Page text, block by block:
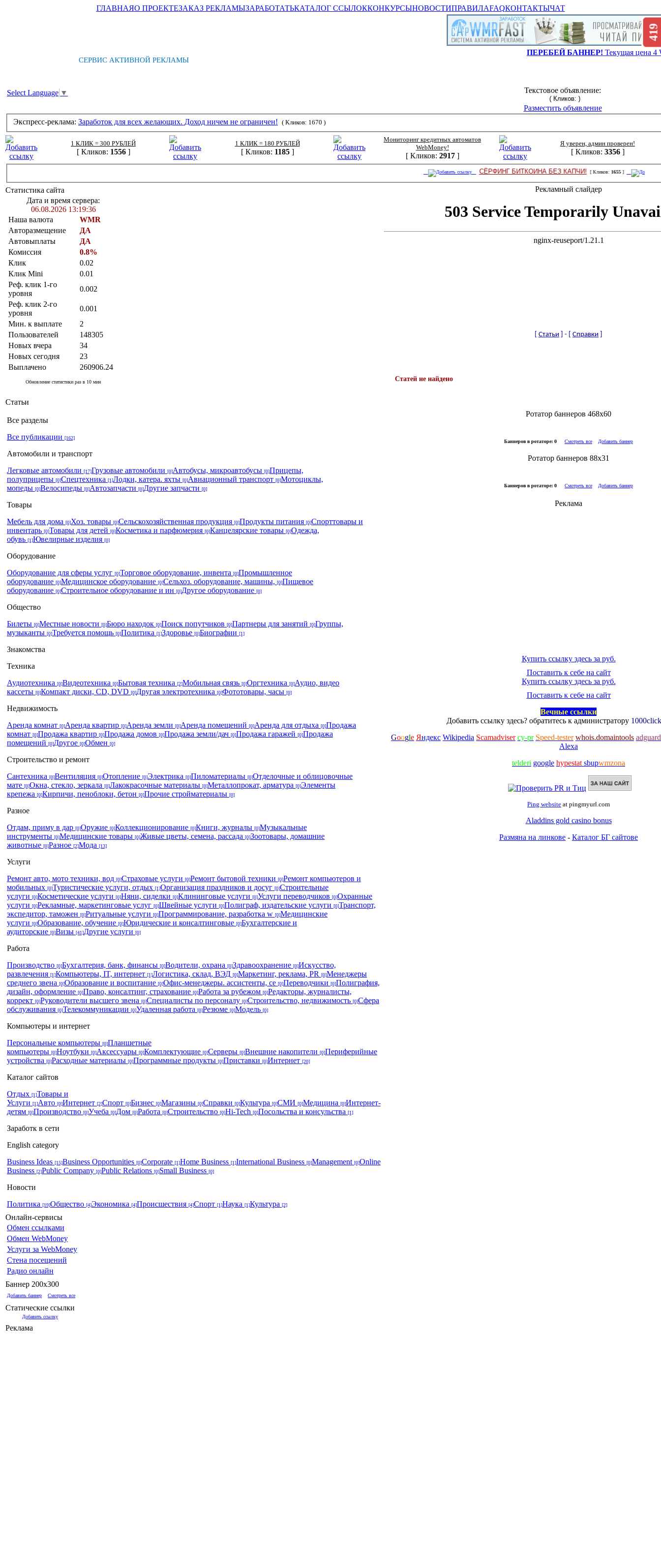
ГЛАВНАЯО ПРОЕКТЕЗАКАЗ РЕКЛАМЫЗАРАБОТАТЬКАТАЛОГ ССЫЛОККОНКУРСЫНОВОСТИПРАВИЛАFAQКОНТАКТЫЧАТ
СЕРВИС АКТИВНОЙ РЕКЛАМЫ
Select Language ▼
ПЕРЕБЕЙ БАННЕР! Текущая цена 4
Текстовое объявление:
( Кликов: )
Разместить объявление
Экспресс-реклама: Заработок для всех желающих. Доход ничем не ограничен! ( Кликов: 1670 )
1 КЛИК = 300 РУБЛЕЙ
[ Кликов: 1556]
1 КЛИК = 180 РУБЛЕЙ
[ Кликов: 1185]
Мониторинг кредитных автоматов
WebMoney!
[ Кликов: 2917]
Я уверен, админ проверен!
[ Кликов: 3356]
СЁРФИНГ БИТКОИНА БЕЗ КАПЧИ![ Кликов: 1655]
Статистика сайта
Дата и время сервера:
06.08.2026 13:19:36
Наша валюта
WMR
Авторазмещение
ДА
Автовыплаты
ДА
Комиссия
0.8%
Клик
0.02
Клик Mini
0.01
Реф. клик 1-го
уровня
0.002
Реф. клик 2-го
уровня
0.001
Мин. к выплате
2
Пользователей
148305
Новых вчера
34
Новых сегодня
23
Выплачено
260906.24
Обновление статистики раз в 10 мин
Статьи
Все разделы
Все публикации [162]
Автомобили и транспорт
Легковые автомобили [17]Грузовые автомобили [0]Автобусы, микроавтобусы [0]Прицепы,
полуприцепы [0]Спецтехника [1]Лодки, катера. яхты [0]Авиационный транспорт [0]Мотоциклы,
мопеды [0]Велосипеды [0]Автозапчасти [0]Другие запчасти [0]
Товары
Мебель для дома [0]Хоз. товары [0]Сельскохозяйственная продукция [0]Продукты питания [0]Спорттовары и
инвентарь [0]Товары для детей [0]Косметика и парфюмерия [0]Канцелярские товары [0]Одежда,
обувь [1]Ювелирные изделия [0]
Оборудование
Оборудование для сферы услуг [0]Торговое оборудование, инвента [0]Промышленное
оборудование [0]Медицинское оборудование [0]Сельхоз. оборудование, машины, [0]Пищевое
оборудование [0]Строительное оборудование и ин [0]Другое оборудование [0]
Общество
Билеты [0]Местные новости [0]Бюро находок [0]Поиск попутчиков [0]Партнеры для занятий [0]Группы,
музыканты [0]Требуется помощь [0]Политика [1]Здоровье [0]Биографии [1]
Знакомства
Техника
Аудиотехника [0]Видеотехника [0]Бытовая техника [2]Мобильная связь [0]Оргтехника [0]Аудио, видео
кассеты [0]Компакт диски, CD, DVD [0]Другая электротехника [0]Фототовары, часы [0]
Недвижимость
Аренда комнат [0]Аренда квартир [0]Аренда земли [0]Аренда помещений [0]Аренда для отдыха [0]Продажа
комнат [0]Продажа квартир [0]Продажа домов [0]Продажа земли/дач [0]Продажа гаражей [0]Продажа
помещений [0]Другое [0]Обмен [0]
Строительство и ремонт
Сантехника [0]Вентиляция [0]Отопление [0]Электрика [0]Пиломатериалы [0]Отделочные и облицовочные
мате [0]Окна, стекло, зеркала [0]Лакокрасочные материалы [0]Металлопрокат, арматура [0]Элементы
крепежа [0]Кирпичи, пеноблоки, бетон [0]Прочие стройматериалы [0]
Разное
Отдам, приму в дар [0]Оружие [0]Коллекционирование [0]Книги, журналы [0]Музыкальные
инструменты [0]Медицинские товары [0]Живые цветы, семена, рассада [0]Зоотовары, домашние
животные [0]Разное [2]Мода [13]
Услуги
Ремонт авто, мото техники, вод [0]Страховые услуги [0]Ремонт бытовой техники [0]Ремонт компьютеров и
мобильных [0]Туристические услуги, отдых [1]Организация праздников и досуг [0]Строительные
услуги [0]Косметические услуги [0]Няни, сиделки [0]Клининговые услуги [0]Услуги переводчиков [0]Охранные
услуги [0]Рекламные, маркетинговые услуг [0]Швейные услуги [0]Полиграф, издательские услуги [0]Транспорт,
экспедитор, таможен [0]Ритуальные услуги [0]Программирование, разработка w [0]Медицинские
услуги [0]Образование, обучение [0]Юридические и консалтинговые [0]Бухгалтерские и
аудиторские [0]Визы [41]Другие услуги [0]
Работа
Производство [0]Бухгалтерия, банк, финансы [0]Водители, охрана [0]Здравоохранение [0]Искусство,
развлечения [1]Компьютеры, IT, интернет [1]Логистика, склад, ВЭД [0]Маркетинг, реклама, PR [0]Менеджеры
среднего звена [0]Образование и воспитание [0]Офис-менеджеры. ассистенты, се [0]Переводчики [0]Полиграфия,
дизайн, оформление [0]Право, консалтинг, страхование [0]Работа за рубежом [0]Редакторы, журналисты,
коррект [0]Руководители высшего звена [0]Специалисты по персоналу [0]Строительство, недвижимость [0]Сфера
обслуживания [0]Телекоммуникации [0]Удаленная работа [0]Резюме [0]Модель [0]
Компьютеры и интернет
Персональные компьютеры [0]Планшетные
компьютеры [0]Ноутбуки [0]Аксессуары [0]Комплектующие [0]Серверы [0]Внешние накопители [0]Периферийные
устройства [0]Расходные материалы [0]Программные продукты [0]Приставки [0]Интернет [20]
Каталог сайтов
Отдых [1]Товары и
Услуги [1]Авто [0]Интернет [2]Спорт [0]Бизнес [0]Магазины [0]Справки [0]Культура [0]СМИ [0]Медицина [0]Интернет-
детям [0]Производство [0]Учеба [0]Дом [0]Работа [0]Строительство [0]Hi-Tech [0]Посольства и консульства [1]
Заработк в сети
English category
Business Ideas [15]Business Opportunities [0]Corporate [1]Home Business [1]International Business [0]Management [0]Online
Business [2]Public Company [0]Public Relations [0]Small Business [0]
Новости
Политика [19]Общество [4]Экономика [4]Происшествия [4]Спорт [1]Наука [1]Культура [2]
Онлайн-сервисы
Обмен ссылками
Обмен WebMoney
Услуги за WebMoney
Стена посещений
Радио онлайн
Баннер 200x300
Добавить баннер Смотреть все
Статические ссылки
Добавить ссылку
Реклама
Рекламный слайдер
Статьи - Справки
Статей не найдено
419
Ротатор баннеров 468x60
Баннеров в ротаторе: 0 Смотреть все Добавить баннер
Ротатор баннеров 88x31
Баннеров в ротаторе: 0 Смотреть все Добавить баннер
Реклама
Купить ссылку здесь за руб.
Поставить к себе на сайт
Купить ссылку здесь за руб.
Поставить к себе на сайт
Вечные ссылки
Добавить ссылку здесь? обратитесь к администратору
Google Яндекс Wikipedia Scamadviser cy-pr Speed-tester whois.domaintools adguard
Alexa
telderi google hypestat sbupwmzona
Ping website at pingmyurl.com
Aladdins gold casino bonus
Размяна на линкове - Каталог БГ сайтове